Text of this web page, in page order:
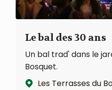
Le bal des 30 ans
Un bal trad' dans le
Bosquet.
Les Terrasses du